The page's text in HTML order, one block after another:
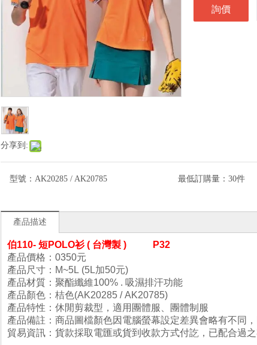
分享到:
詢價
型號： AK20285 / AK20785 最低訂購量： 30件
產品描述
伯110- 短POLO衫 ( 台灣製 )
P32
產品價格：0350元
產品尺寸 ：M~5L (5L加50元)
產品材質 ： 聚酯纖維100% . 吸濕排汗功能
產品顏色 ：桔色(AK20285 /AK20785)
產品特性 ： 休閒剪裁型 ， 適用團體服、團體制服
產品備註：商品圖檔顏色因電腦螢幕設定差異會略有不同，
貿易資訊：貨款採取電匯或貨到收款方式付訖，已配合過